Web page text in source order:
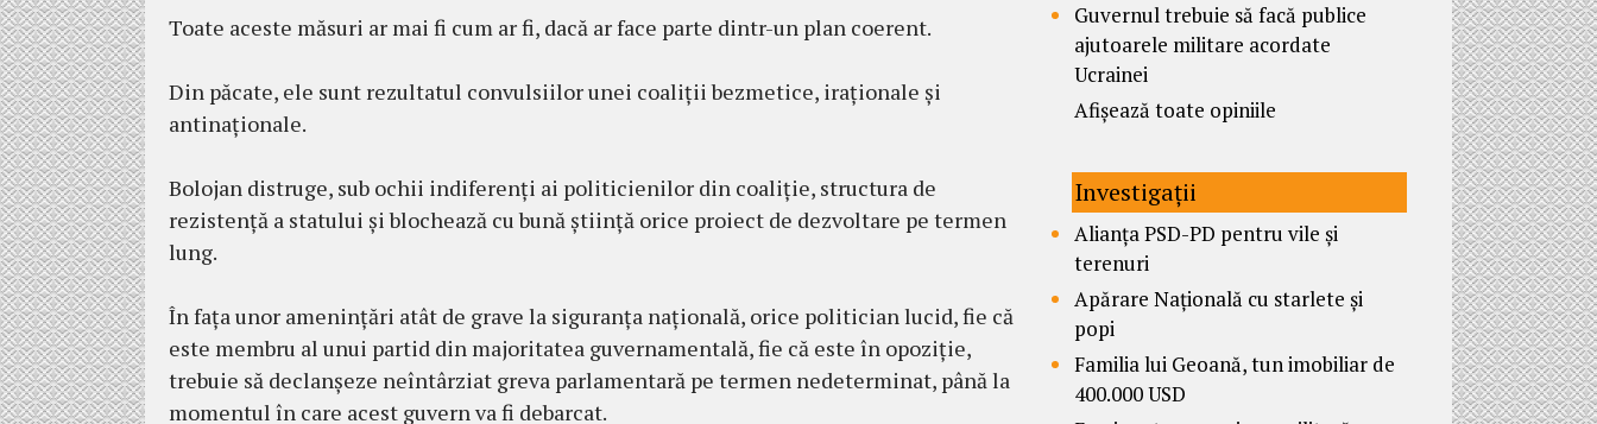
Toate aceste măsuri ar mai fi cum ar fi, dacă ar face parte dintr-un plan coerent.
Din păcate, ele sunt rezultatul convulsiilor unei coaliții bezmetice, iraționale și
antinaționale.
Bolojan distruge, sub ochii indiferenți ai politicienilor din coaliție, structura de
rezistență a statului și blochează cu bună știință orice proiect de dezvoltare pe termen
lung.
În fața unor amenințări atât de grave la siguranța națională, orice politician lucid, fie că
este membru al unui partid din majoritatea guvernamentală, fie că este în opoziție,
trebuie să declanșeze neîntârziat greva parlamentară pe termen nedeterminat, până la
momentul în care acest guvern va fi debarcat.
Guvernul trebuie să facă publice
ajutoarele militare acordate
Ucrainei
Afișează toate opiniile
Investigații
Alianța PSD-PD pentru vile și
terenuri
Apărare Națională cu starlete și
popi
Familia lui Geoană, tun imobiliar de
400.000 USD